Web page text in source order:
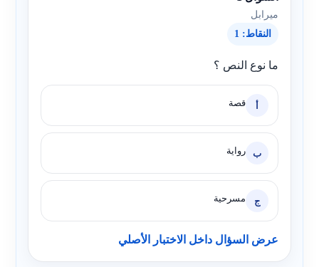
ميرابل
النقاط: 1
ما نوع النص ؟
أ قصة
ب رواية
ج مسرحية
عرض السؤال داخل الاختبار الأصلي